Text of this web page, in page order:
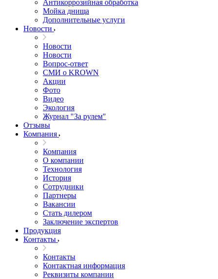
Антикоррозийная обработка
Мойка днища
Дополнительные услуги
Новости
Новости
Новости
Вопрос-ответ
СМИ о KROWN
Акции
Фото
Видео
Экология
Журнал "За рулем"
Отзывы
Компания
Компания
О компании
Технология
История
Сотрудники
Партнеры
Вакансии
Стать дилером
Заключение экспертов
Продукция
Контакты
Контакты
Контактная информация
Реквизиты компании